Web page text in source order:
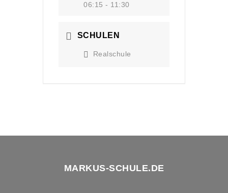
06:15 - 11:30
SCHULEN
Realschule
MARKUS-SCHULE.DE